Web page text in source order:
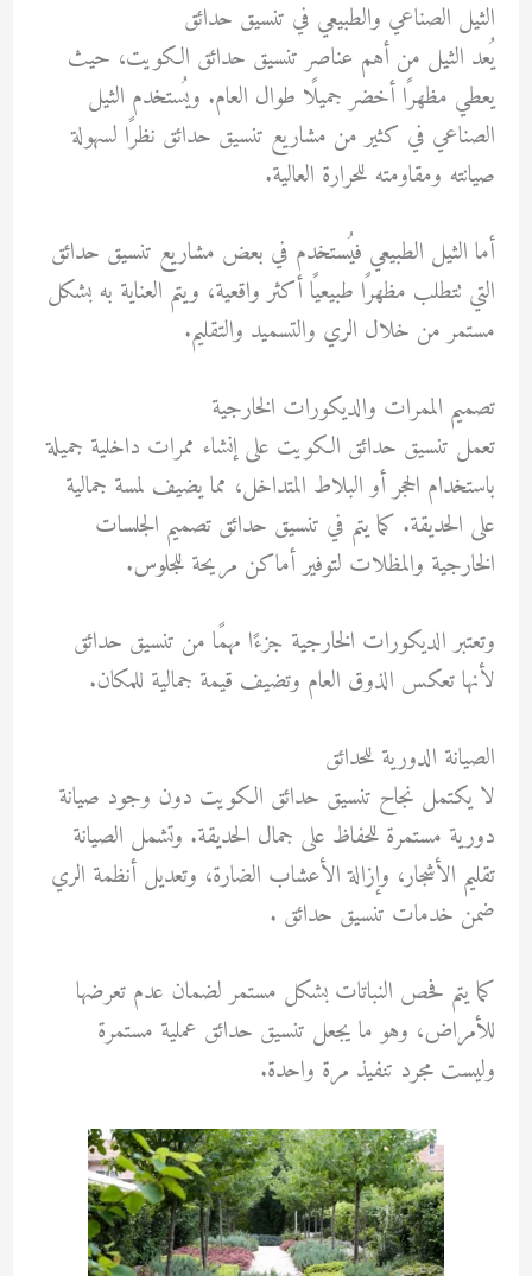
الثيل الصناعي والطبيعي في تنسيق حدائق
يُعد الثيل من أهم عناصر تنسيق حدائق الكويت، حيث
يعطي مظهرًا أخضر جميلًا طوال العام. ويُستخدم الثيل
الصناعي في كثير من مشاريع تنسيق حدائق نظرًا لسهولة
صيانته ومقاومته للحرارة العالية.
أما الثيل الطبيعي فيُستخدم في بعض مشاريع تنسيق حدائق
التي تتطلب مظهرًا طبيعيًا أكثر واقعية، ويتم العناية به بشكل
مستمر من خلال الري والتسميد والتقليم.
تصميم الممرات والديكورات الخارجية
تعمل تنسيق حدائق الكويت على إنشاء ممرات داخلية جميلة
باستخدام الحجر أو البلاط المتداخل، مما يضيف لمسة جمالية
على الحديقة. كما يتم في تنسيق حدائق تصميم الجلسات
الخارجية والمظلات لتوفير أماكن مريحة للجلوس.
وتعتبر الديكورات الخارجية جزءًا مهمًا من تنسيق حدائق
لأنها تعكس الذوق العام وتضيف قيمة جمالية للمكان.
الصيانة الدورية للحدائق
لا يكتمل نجاح تنسيق حدائق الكويت دون وجود صيانة
دورية مستمرة للحفاظ على جمال الحديقة. وتشمل الصيانة
تقليم الأشجار، وإزالة الأعشاب الضارة، وتعديل أنظمة الري
ضمن خدمات تنسيق حدائق .
كما يتم فحص النباتات بشكل مستمر لضمان عدم تعرضها
للأمراض، وهو ما يجعل تنسيق حدائق عملية مستمرة
وليست مجرد تنفيذ مرة واحدة.